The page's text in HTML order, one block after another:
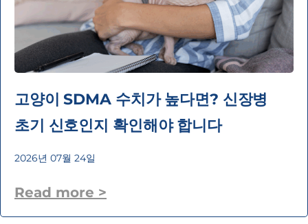
고양이 SDMA 수치가 높다면? 신장병
초기 신호인지 확인해야 합니다
2026년 07월 24일
Read more >